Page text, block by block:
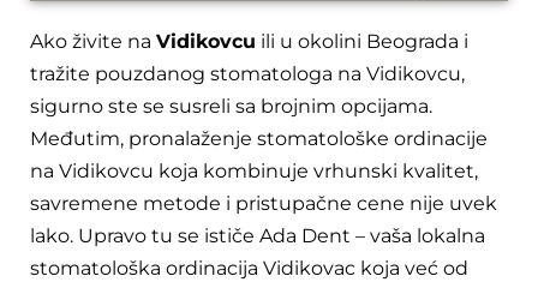
Ako živite na Vidikovcu ili u okolini Beograda i
tražite pouzdanog stomatologa na Vidikovcu,
sigurno ste se susreli sa brojnim opcijama.
Međutim, pronalaženje stomatološke ordinacije
na Vidikovcu koja kombinuje vrhunski kvalitet,
savremene metode i pristupačne cene nije uvek
lako. Upravo tu se ističe Ada Dent – vaša lokalna
stomatološka ordinacija Vidikovac koja već od